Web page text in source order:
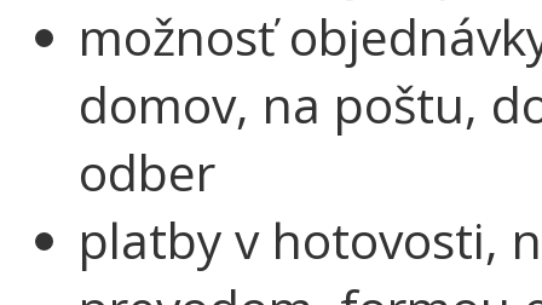
možnosť
domov, na poštu,
odber
platby v hotovosti,